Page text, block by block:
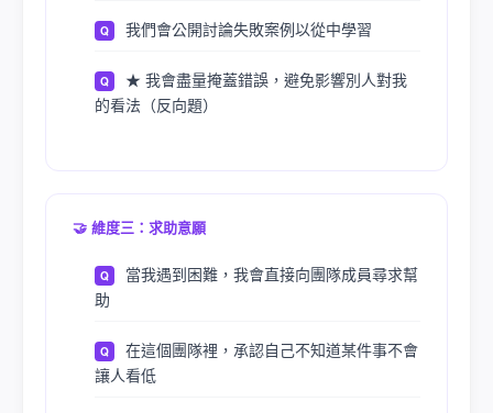
我們會公開討論失敗案例以從中學習
★ 我會盡量掩蓋錯誤，避免影響別人對我
的看法（反向題）
🤝 維度三：求助意願
當我遇到困難，我會直接向團隊成員尋求幫
助
在這個團隊裡，承認自己不知道某件事不會
讓人看低